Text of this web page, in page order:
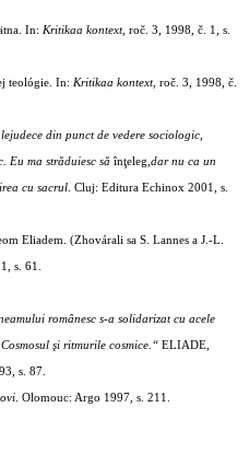
In: Kritikaa kontext, roč. 3, 1998, č. 1, s.
teológie. In: Kritikaa kontext, roč. 3, 1998, č.
din punct de vedere sociologic,
Eu ma străduiesc să înţeleg,dar nu ca un
cu sacrul. Cluj: Editura Echinox 2001, s.
Eliadem. (Zhovárali sa S. Lannes a J.-L.
s. 61.
românesc s-a solidarizat cu acele
şi ritmurile cosmice.“ ELIADE,
s. 87.
. Olomouc: Argo 1997, s. 211.